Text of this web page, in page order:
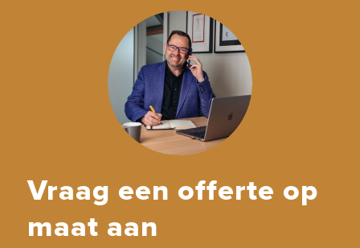
Vraag een offerte op
maat aan